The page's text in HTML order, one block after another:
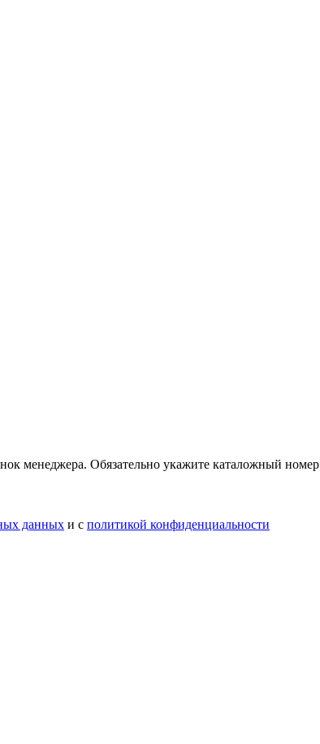
менеджера. Обязательно укажите каталожный номер
данных и с политикой конфиденциальности